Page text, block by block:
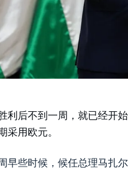
利后不到一周，就已经开
用欧元。
早些时候，候任总理马扎